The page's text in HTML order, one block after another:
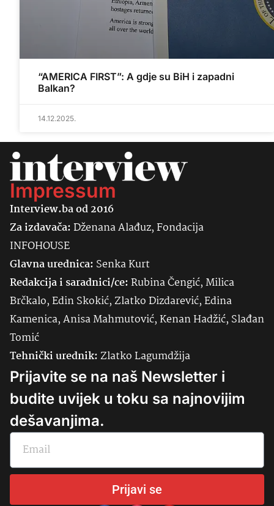
“AMERICA FIRST”: A gdje su BiH i zapadni
Balkan?
14.12.2025.
Impressum
Interview.ba od 2016
Za izdavača:Dženana Alađuz, Fondacija
INFOHOUSE
Glavna urednica: SenkaKurt
Redakcija i saradnici/ce:Rubina Čengić, Milica
Brčkalo, Edin Skokić, Zlatko Dizdarević, Edina
Kamenica, Anisa Mahmutović, Kenan Hadžić, Slađan
Tomić
Tehnički urednik:Zlatko Lagumdžija
Prijavite se na naš Newsletter i
budite uvijek u toku sa najnovijim
dešavanjima.
Prijavi se